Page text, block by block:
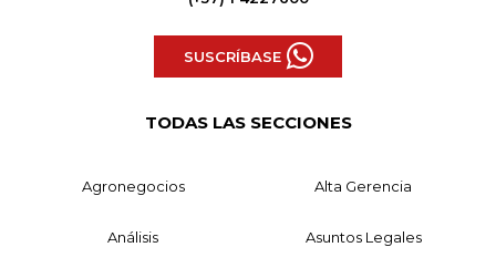
SUSCRÍBASE
TODAS LAS SECCIONES
Agronegocios Alta Gerencia
Análisis Asuntos Legales